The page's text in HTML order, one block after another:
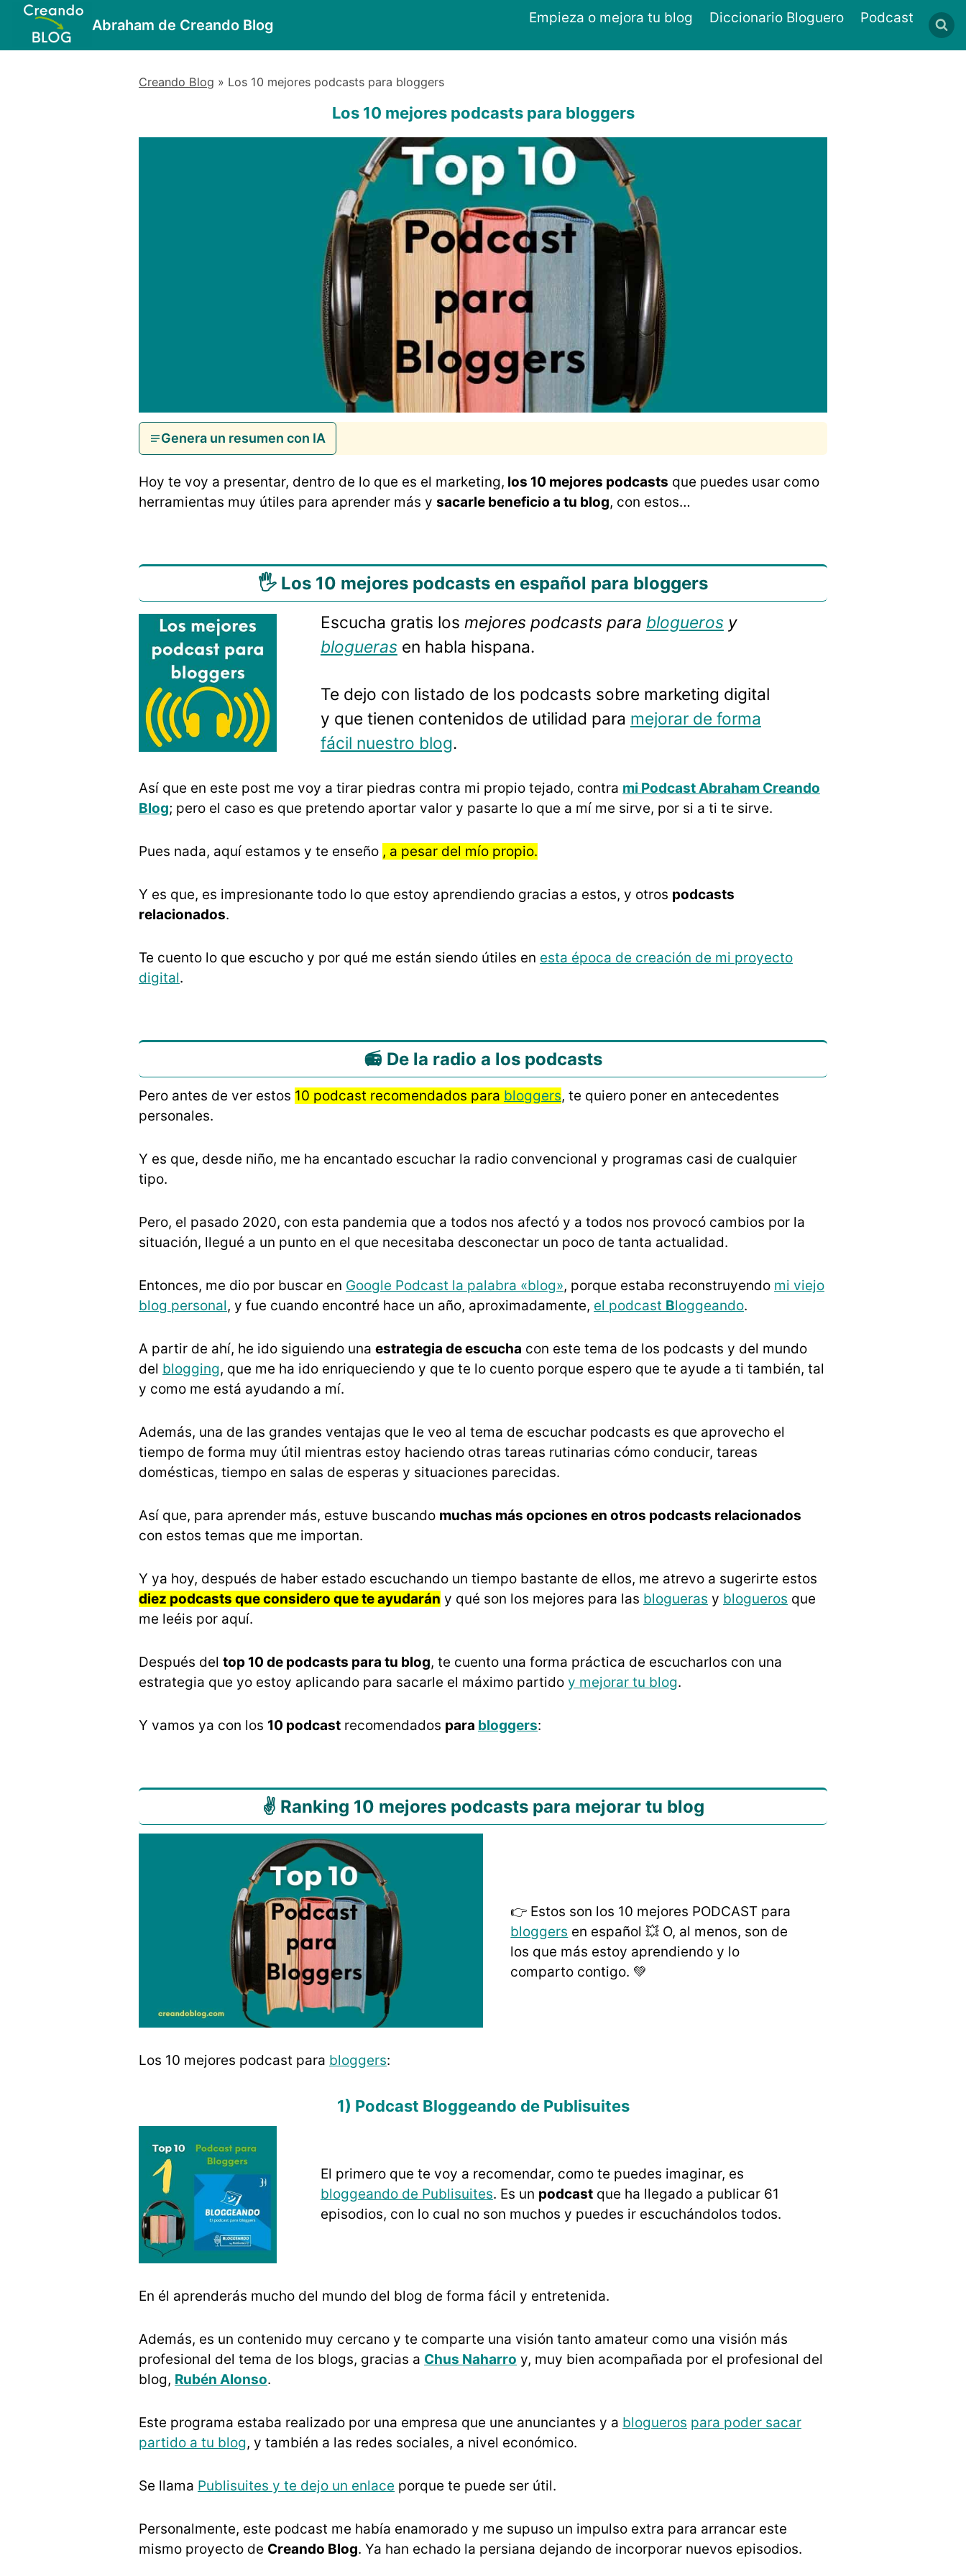
Saltar
contenido
Abraham de Creando Blog Empieza o mejora tu blog Diccionario Bloguero Podcast
Creando Blog » Los 10 mejores podcasts para bloggers
Los 10 mejores podcasts para bloggers
Genera un resumen con IA
Hoy te voy a presentar, dentro de lo que es el marketing, los 10 mejores podcasts que puedes usar como
herramientas muy útiles para aprender más y sacarle beneficio a tu blog, con estos…
🖐 Los 10 mejores podcasts en español para bloggers
Escucha gratis los mejores podcasts para blogueros y
blogueras en habla hispana.
Te dejo con listado de los podcasts sobre marketing digital
y que tienen contenidos de utilidad para mejorar de forma
fácil nuestro blog.
Así que en este post me voy a tirar piedras contra mi propio tejado, contra mi Podcast Abraham Creando
Blog; pero el caso es que pretendo aportar valor y pasarte lo que a mí me sirve, por si a ti te sirve.
Pues nada, aquí estamos y te enseño , a pesar del mío propio.
Y es que, es impresionante todo lo que estoy aprendiendo gracias a estos, y otros podcasts
relacionados.
Te cuento lo que escucho y por qué me están siendo útiles en esta época de creación de mi proyecto
digital.
📻 De la radio a los podcasts
Pero antes de ver estos 10 podcast recomendados para bloggers, te quiero poner en antecedentes
personales.
Y es que, desde niño, me ha encantado escuchar la radio convencional y programas casi de cualquier
tipo.
Pero, el pasado 2020, con esta pandemia que a todos nos afectó y a todos nos provocó cambios por la
situación, llegué a un punto en el que necesitaba desconectar un poco de tanta actualidad.
Entonces, me dio por buscar en Google Podcast la palabra «blog», porque estaba reconstruyendo mi viejo
blog personal, y fue cuando encontré hace un año, aproximadamente, el podcast Bloggeando.
A partir de ahí, he ido siguiendo una estrategia de escucha con este tema de los podcasts y del mundo
del blogging, que me ha ido enriqueciendo y que te lo cuento porque espero que te ayude a ti también, tal
y como me está ayudando a mí.
Además, una de las grandes ventajas que le veo al tema de escuchar podcasts es que aprovecho el
tiempo de forma muy útil mientras estoy haciendo otras tareas rutinarias cómo conducir, tareas
domésticas, tiempo en salas de esperas y situaciones parecidas.
Así que, para aprender más, estuve buscando muchas más opciones en otros podcasts relacionados
con estos temas que me importan.
Y ya hoy, después de haber estado escuchando un tiempo bastante de ellos, me atrevo a sugerirte estos
diez podcasts que considero que te ayudarán y qué son los mejores para las blogueras y blogueros que
me leéis por aquí.
Después del top 10 de podcasts para tu blog, te cuento una forma práctica de escucharlos con una
estrategia que yo estoy aplicando para sacarle el máximo partido y mejorar tu blog.
Y vamos ya con los 10 podcast recomendados para bloggers:
✌ Ranking 10 mejores podcasts para mejorar tu blog
👉 Estos son los 10 mejores PODCAST para
bloggers en español 💥 O, al menos, son de
los que más estoy aprendiendo y lo
comparto contigo. 💚
Los 10 mejores podcast para bloggers:
1) Podcast Bloggeando de Publisuites
El primero que te voy a recomendar, como te puedes imaginar, es
bloggeando de Publisuites. Es un podcastque ha llegado a publicar 61
episodios, con lo cual no son muchos y puedes ir escuchándolos todos.
En él aprenderás mucho del mundo del blog de forma fácil y entretenida.
Además, es un contenido muy cercano y te comparte una visión tanto amateur como una visión más
profesional del tema de los blogs, gracias a Chus Naharro y, muy bien acompañada por el profesional del
blog, Rubén Alonso.
Este programa estaba realizado por una empresa que une anunciantes y a blogueros para poder sacar
partido a tu blog, y también a las redes sociales, a nivel económico.
Se llama Publisuites y te dejo un enlace porque te puede ser útil.
Personalmente, este podcast me había enamorado y me supuso un impulso extra para arrancar este
mismo proyecto de Creando Blog. Ya han echado la persiana dejando de incorporar nuevos episodios.